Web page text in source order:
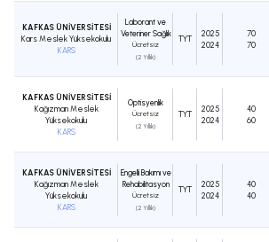
KAFKAS ÜNİVERSİTESİ
Kars Meslek Yüksekokulu
KARS
Laborant ve
Veteriner Sağlık
Ücretsiz
(2 Yıllık)
TYT
2025
2024
70
70
KAFKAS ÜNİVERSİTESİ
Kağızman Meslek
Yüksekokulu
KARS
Optisyenlik
Ücretsiz
(2 Yıllık)
TYT
2025
2024
40
60
KAFKAS ÜNİVERSİTESİ
Kağızman Meslek
Yüksekokulu
KARS
Engelli Bakımı ve
Rehabilitasyon
Ücretsiz
(2 Yıllık)
TYT
2025
2024
40
40